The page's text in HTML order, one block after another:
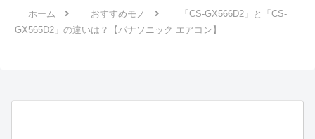
ホーム おすすめモノ
「CS-GX566D2」と「CS-
GX565D2」の違いは？【パナソニック エアコン】